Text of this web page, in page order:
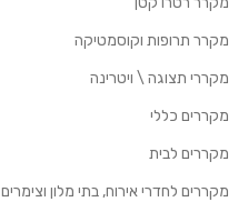
מקרר תרופות וקוסמטיקה
מקררי תצוגה \ ויטרינה
מקררים כללי
מקררים לבית
מקררים לחדרי אירוח, בתי מלון וצימרים